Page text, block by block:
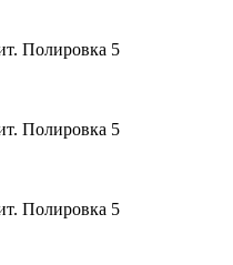
Полировка 5
Полировка 5
Полировка 5